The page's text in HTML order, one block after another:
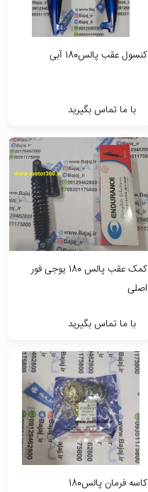
کنسول عقب پالس180 آبی
با ما تماس بگیرید
کمک عقب پالس 180 یوجی فور
اصلی
با ما تماس بگیرید
کاسه فرمان پالس180